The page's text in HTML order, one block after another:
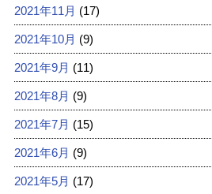
2021年11月 (17)
2021年10月 (9)
2021年9月 (11)
2021年8月 (9)
2021年7月 (15)
2021年6月 (9)
2021年5月 (17)